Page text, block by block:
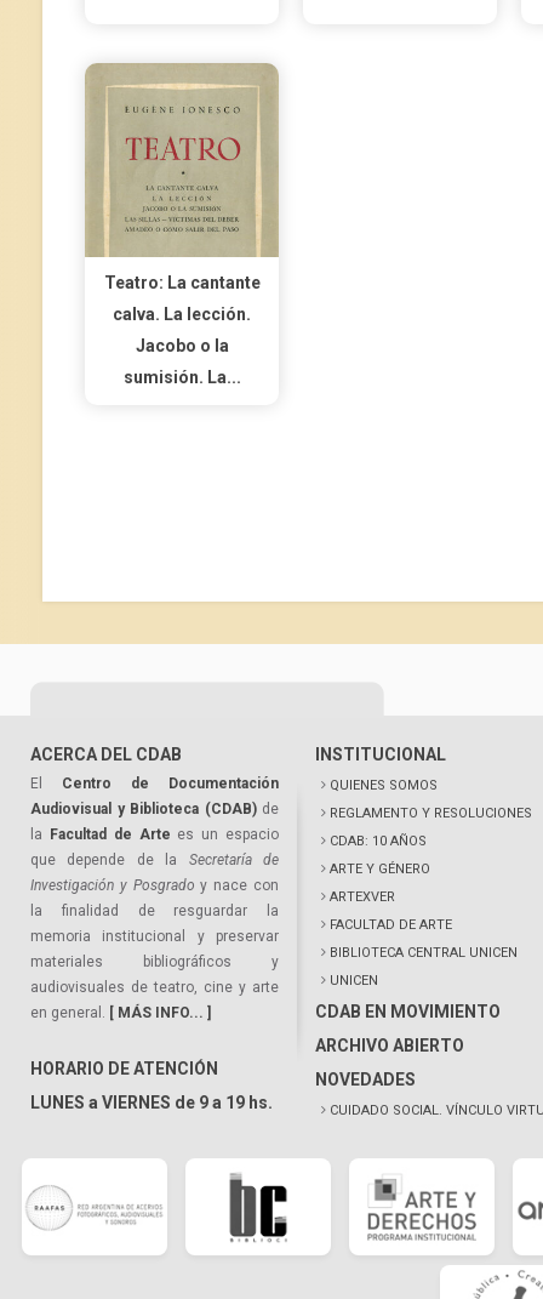
Teatro: La cantante
calva. La lección.
Jacobo o la
sumisión. La...
ACERCA DEL CDAB
El Centro de Documentación
Audiovisual y Biblioteca (CDAB)de
la
Facultad de Arte es un espacio
que depende de la Secretaría de
Investigación y Posgrado y nace con
la finalidad de resguardar la
memoria institucional y preservar
materiales bibliográficos y
audiovisuales de teatro, cine y arte
en general. [ MÁS INFO... ]
HORARIO DE ATENCIÓN
LUNES a VIERNES de 9 a 19 hs.
INSTITUCIONAL
QUIENES SOMOS
REGLAMENTO Y RESOLUCIONES
CDAB: 10 AÑOS
ARTE Y GÉNERO
ARTEXVER
FACULTAD DE ARTE
BIBLIOTECA CENTRAL UNICEN
UNICEN
CDAB EN MOVIMIENTO
ARCHIVO ABIERTO
NOVEDADES
CUIDADO SOCIAL. VÍNCULO